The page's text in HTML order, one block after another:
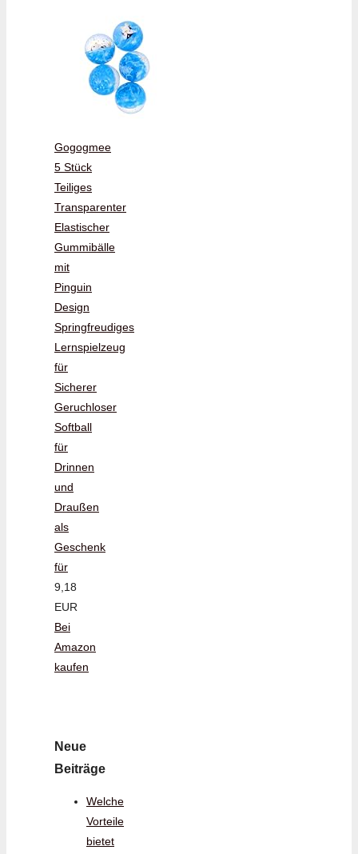
Gogogmee
5 Stück
Teiliges
Transparenter
Elastischer
Gummibälle
mit
Pinguin
Design
Springfreudiges
Lernspielzeug
für
Sicherer
Geruchloser
Softball
für
Drinnen
und
Draußen
als
Geschenk
für
9,18
EUR
Bei
Amazon
kaufen
Neue
Beiträge
Welche
Vorteile
bietet